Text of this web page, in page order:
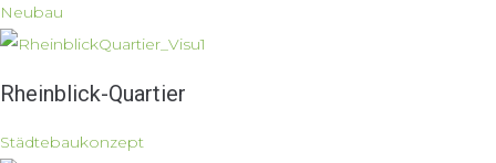
Neubau
Rheinblick-Quartier
Städtebaukonzept